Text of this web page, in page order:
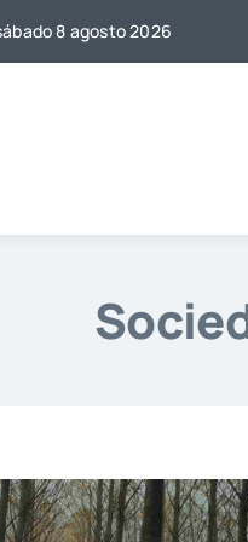
8 agosto 2026